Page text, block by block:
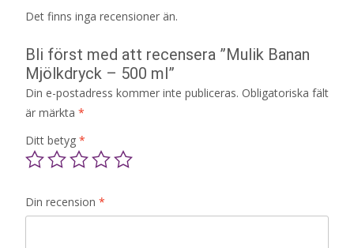
Det finns inga recensioner än.
Bli först med att recensera ”Mulik Banan
Mjölkdryck – 500 ml”
Din e-postadress kommer inte publiceras. Obligatoriska fält
är märkta *
Ditt betyg *
Din recension *